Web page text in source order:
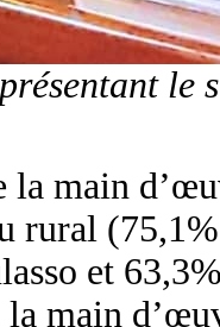
le
la main
rural
et
main